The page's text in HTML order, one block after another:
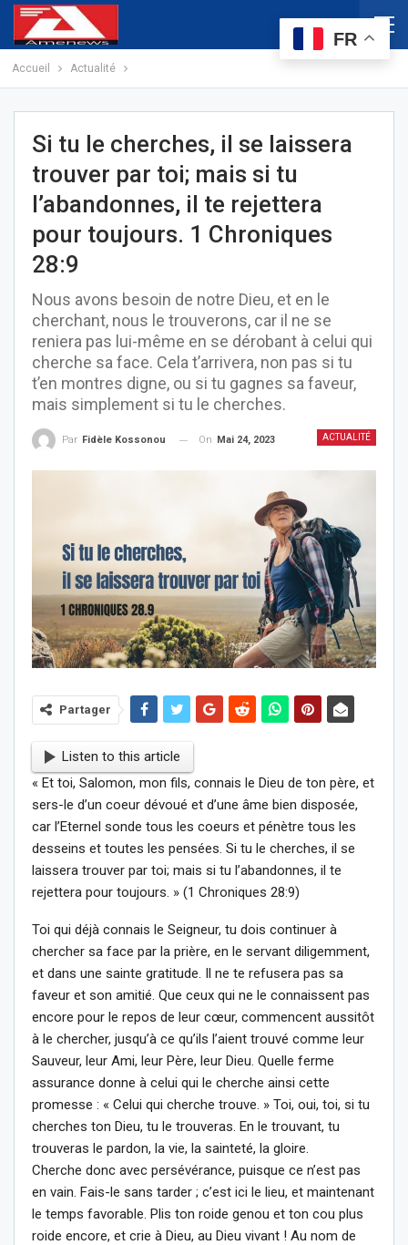
Accueil Actualité
Si tu le cherches, il se laissera
trouver par toi; mais si tu
l’abandonnes, il te rejettera
pour toujours. 1 Chroniques
28:9
Nous avons besoin de notre Dieu, et en le
cherchant, nous le trouverons, car il ne se
reniera pas lui-même en se dérobant à celui qui
cherche sa face. Cela t’arrivera, non pas si tu
t’en montres digne, ou si tu gagnes sa faveur,
mais simplement si tu le cherches.
ACTUALITÉ
Par Fidèle Kossonou On Mai 24, 2023
Partager
Listen to this article
« Et toi, Salomon, mon fils, connais le Dieu de ton père, et
sers-le d’un coeur dévoué et d’une âme bien disposée,
car l’Eternel sonde tous les coeurs et pénètre tous les
desseins et toutes les pensées. Si tu le cherches, il se
laissera trouver par toi; mais si tu l’abandonnes, il te
rejettera pour toujours. » (1 Chroniques 28:9)
Toi qui déjà connais le Seigneur, tu dois continuer à
chercher sa face par la prière, en le servant diligemment,
et dans une sainte gratitude. Il ne te refusera pas sa
faveur et son amitié. Que ceux qui ne le connaissent pas
encore pour le repos de leur cœur, commencent aussitôt
à le chercher, jusqu’à ce qu’ils l’aient trouvé comme leur
Sauveur, leur Ami, leur Père, leur Dieu. Quelle ferme
assurance donne à celui qui le cherche ainsi cette
promesse : « Celui qui cherche trouve. » Toi, oui, toi, si tu
cherches ton Dieu, tu le trouveras. En le trouvant, tu
trouveras le pardon, la vie, la sainteté, la gloire.
Cherche donc avec persévérance, puisque ce n’est pas
en vain. Fais-le sans tarder ; c’est ici le lieu, et maintenant
le temps favorable. Plis ton roide genou et ton cou plus
roide encore, et crie à Dieu, au Dieu vivant ! Au nom de
FR